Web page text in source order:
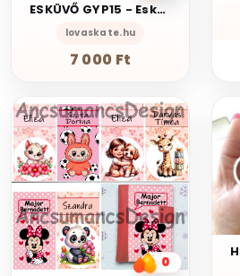
ESKÜVŐ GYP15 - Esküvői szív alakú habrózsás gyűrűpárna - rózsaszín-ekrü
lovaskate.hu
7 000 Ft
0